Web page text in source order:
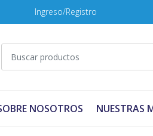
Ingreso/Registro
NOSOTROS NUESTRAS